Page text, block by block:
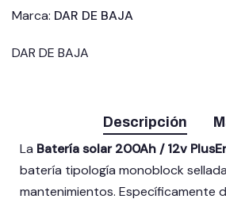
Marca: DAR DE BAJA
DAR DE BAJA
Descripción
La Batería solar 200Ah / 12v
batería tipología monoblock
mantenimientos. Específicamente